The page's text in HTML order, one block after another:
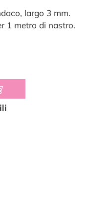
largo 3 mm.
1 metro di nastro.